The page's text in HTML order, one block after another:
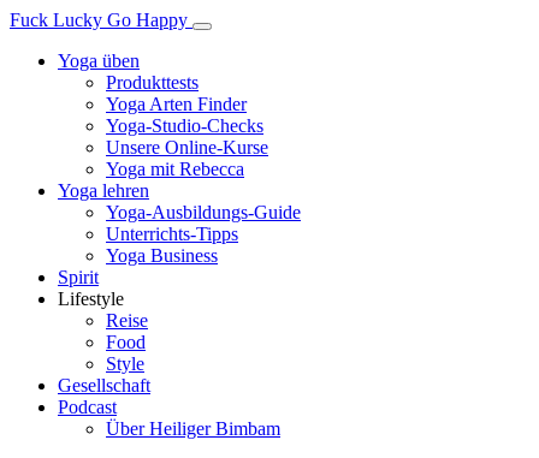
Fuck Lucky Go Happy
Yoga üben
Produkttests
Yoga Arten Finder
Yoga-Studio-Checks
Unsere Online-Kurse
Yoga mit Rebecca
Yoga lehren
Yoga-Ausbildungs-Guide
Unterrichts-Tipps
Yoga Business
Spirit
Lifestyle
Reise
Food
Style
Gesellschaft
Podcast
Über Heiliger Bimbam